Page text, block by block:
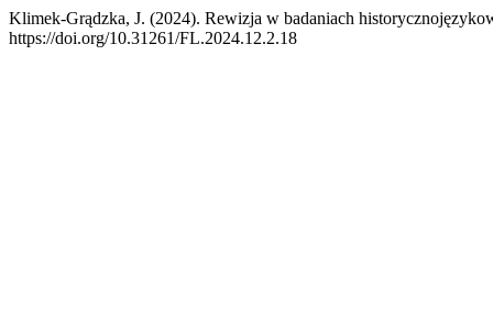
Klimek-Grądzka, J. (2024). Rewizja w badaniach
https://doi.org/10.31261/FL.2024.12.2.18